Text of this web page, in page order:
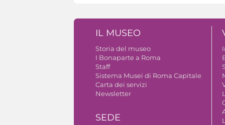
IL MUSEO
Storia del museo
I Bonaparte a Roma
Staff
Sistema Musei di Roma Capitale
Carta dei servizi
Newsletter
SEDE